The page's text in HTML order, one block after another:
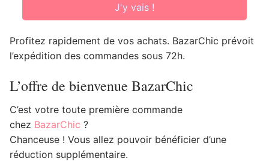
J'y vais !
Profitez rapidement de vos achats. BazarChic prévoit
l’expédition des commandes sous 72h.
L’offre de bienvenue BazarChic
C’est votre toute première commande
chez BazarChic ?
Chanceuse ! Vous allez pouvoir bénéficier d’une
réduction supplémentaire.